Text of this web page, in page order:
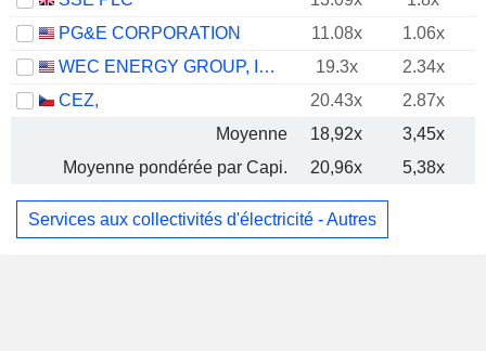
PG&E CORPORATION
11.08x
1.06x
WEC ENERGY GROUP, INC.
19.3x
2.34x
CEZ,
20.43x
2.87x
Moyenne
18,92x
3,45x
Moyenne pondérée par Capi.
20,96x 5,38x
Services aux collectivités d'électricité - Autres